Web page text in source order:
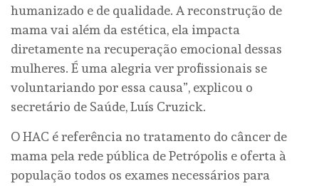
humanizado e de qualidade. A reconstrução de
mama vai além da estética, ela impacta
diretamente na recuperação emocional dessas
mulheres. É uma alegria ver profissionais se
voluntariando por essa causa”, explicou o
secretário de Saúde, Luís Cruzick.
O HAC é referência no tratamento do câncer de
mama pela rede pública de Petrópolis e oferta à
população todos os exames necessários para